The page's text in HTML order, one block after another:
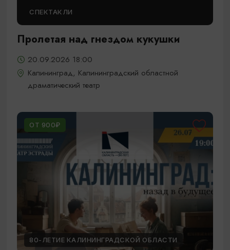
СПЕКТАКЛИ
Пролетая над гнездом кукушки
20.09.2026 18:00
Калининград, Калининградский областной
драматический театр
ОТ 900₽
80-ЛЕТИЕ КАЛИНИНГРАДСКОЙ ОБЛАСТИ